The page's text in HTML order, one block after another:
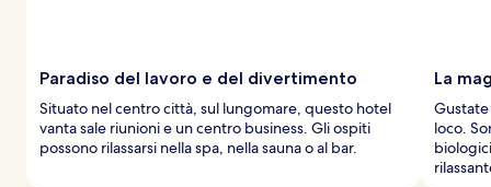
Paradiso del lavoro e del divertimento
Situato nel centro città, sul lungomare, questo hotel
vanta sale riunioni e un centro business. Gli ospiti
possono rilassarsi nella spa, nella sauna o al bar.
La
loco.